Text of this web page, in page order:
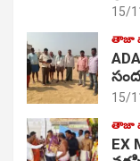
15/
తాజా
15/
తాజా
EX